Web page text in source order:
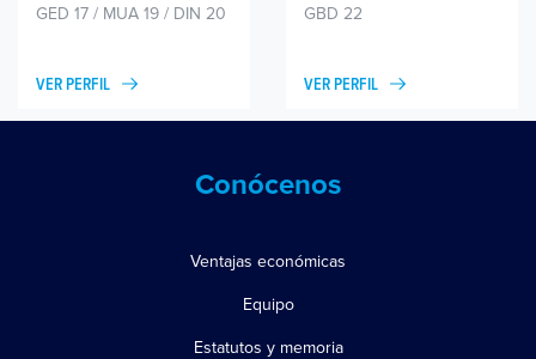
GED 17 / MUA 19 / DIN 20
VER PERFIL
GBD 22
VER PERFIL
Conócenos
Ventajas económicas
Equipo
Estatutos y memoria